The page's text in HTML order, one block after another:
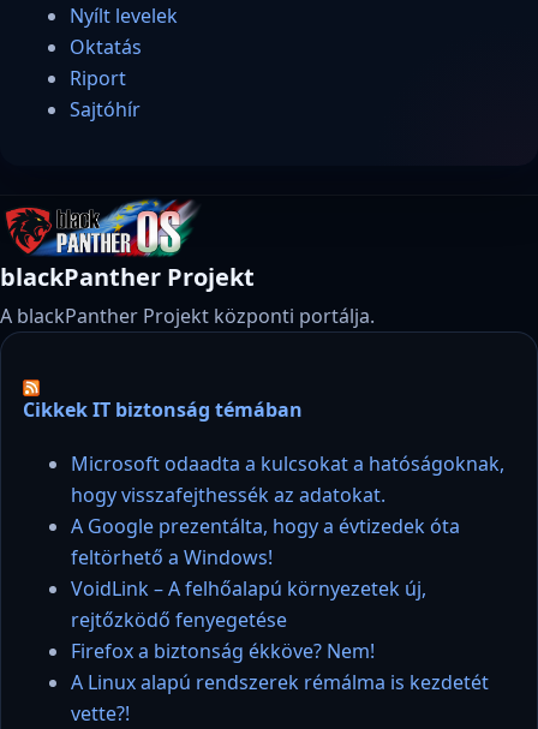
Nyílt levelek
Oktatás
Riport
Sajtóhír
blackPanther Projekt
A blackPanther Projekt központi portálja.
Cikkek IT biztonság témában
Microsoft odaadta a kulcsokat a hatóságoknak,
hogy visszafejthessék az adatokat.
A Google prezentálta, hogy a évtizedek óta
feltörhető a Windows!
VoidLink – A felhőalapú környezetek új,
rejtőzködő fenyegetése
Firefox a biztonság ékköve? Nem!
A Linux alapú rendszerek rémálma is kezdetét
vette?!